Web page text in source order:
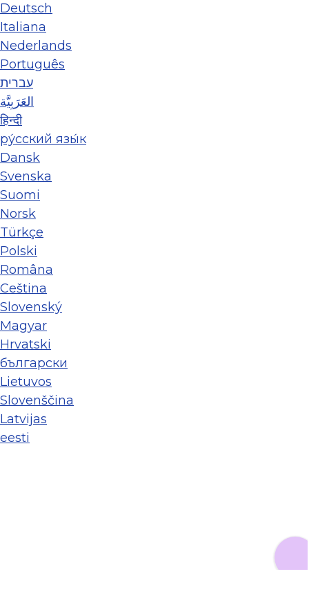
Deutsch
Italiana
Nederlands
Português
עברית
العَرَبِيَّة
हिन्दी
ру́сский язы́к
Dansk
Svenska
Suomi
Norsk
Türkçe
Polski
Româna
Ceština
Slovenský
Magyar
Hrvatski
български
Lietuvos
Slovenščina
Latvijas
eesti